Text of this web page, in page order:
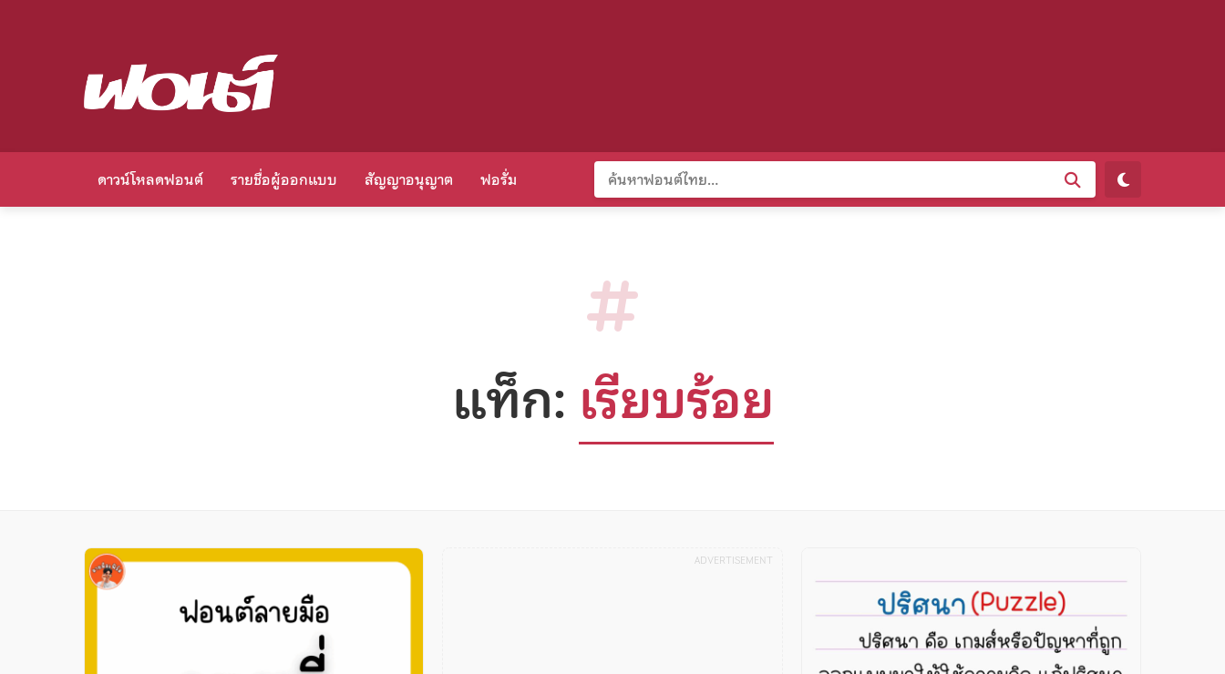
ดาวน์โหลดฟอนต์ รายชื่อผู้ออกแบบ สัญญาอนุญาต ฟอรั่ม
แท็ก: เรียบร้อย